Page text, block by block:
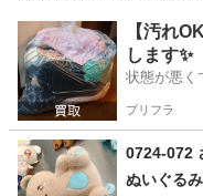
東京 八王子市 おもちゃ
【汚れ
します✨
状態が悪く
プリフラ
0724-072
ぬいぐるみ